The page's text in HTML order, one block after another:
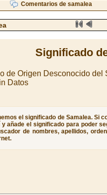
Comentarios de samalea
Significado
de Origen Desconocido del
Datos
el significado de Samalea. Si
añade el significado para poder
de nombres, apellidos,